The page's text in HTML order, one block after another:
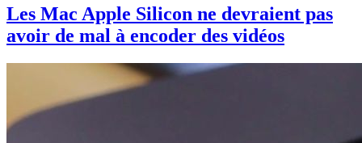
Les Mac Apple Silicon ne devraient pas
avoir de mal à encoder des vidéos